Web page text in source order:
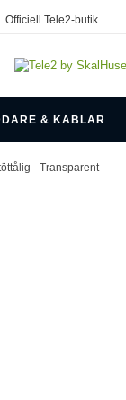
Officiell Tele2-butik
& KABLAR
- Transparent